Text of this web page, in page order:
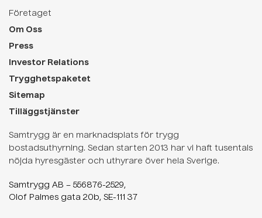
Företaget
Om Oss
Press
Investor Relations
Trygghetspaketet
Sitemap
Tilläggstjänster
Samtrygg är en marknadsplats för trygg
bostadsuthyrning. Sedan starten 2013 har vi haft tusentals
nöjda hyresgäster och uthyrare över hela Sverige.
Samtrygg AB – 556876-2529,
Olof Palmes gata 20b, SE-111 37